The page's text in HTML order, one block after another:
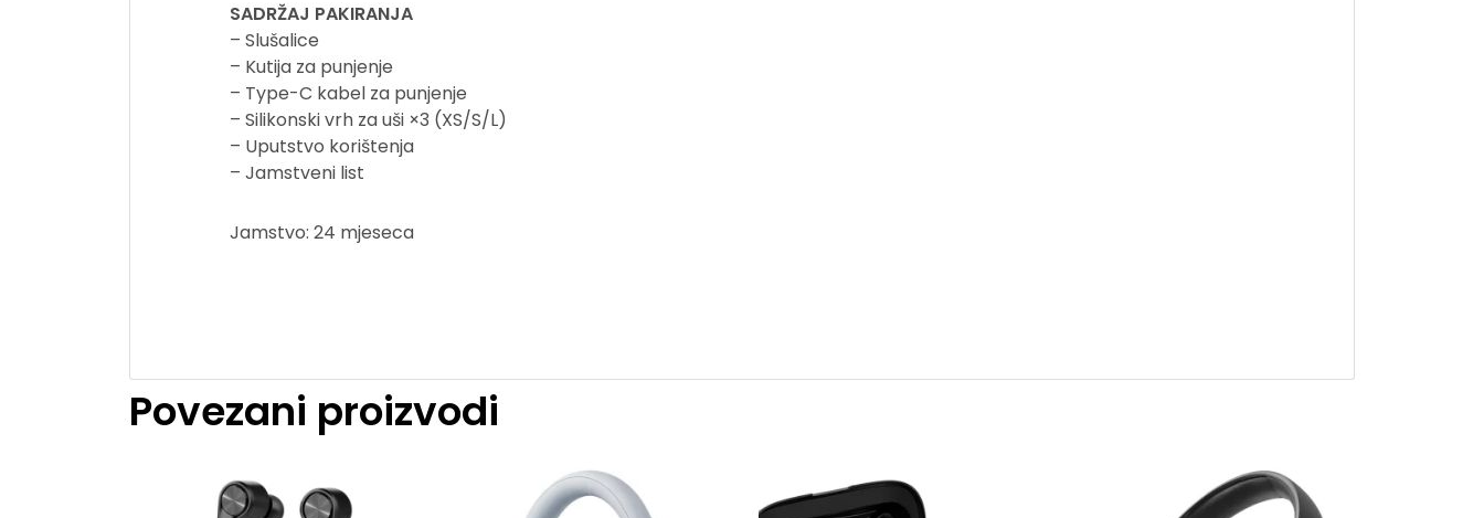
SADRŽAJ PAKIRANJA
– Slušalice
– Kutija za punjenje
– Type-C kabel za punjenje
– Silikonski vrh za uši ×3 (XS/S/L)
– Uputstvo korištenja
– Jamstveni list
Jamstvo: 24 mjeseca
Povezani proizvodi